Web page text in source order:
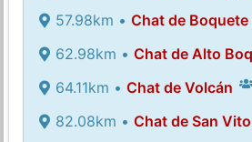
57.98km • Chat de Boquete
62.98km • Chat de Alto
64.11km • Chat de Volcán
82.08km • Chat de San Vito